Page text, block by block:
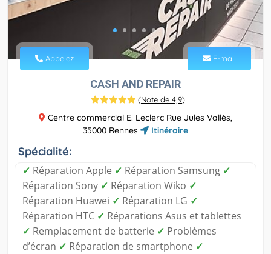
Appelez E-mail
CASH AND REPAIR
(Note de 4,9)
Centre commercial E. Leclerc Rue Jules Vallès,
35000 Rennes
Itinéraire
Spécialité:
✓ Réparation Apple ✓ Réparation Samsung ✓
Réparation Sony ✓ Réparation Wiko ✓
Réparation Huawei ✓ Réparation LG ✓
Réparation HTC ✓ Réparations Asus et tablettes
✓ Remplacement de batterie ✓ Problèmes
d’écran ✓ Réparation de smartphone ✓